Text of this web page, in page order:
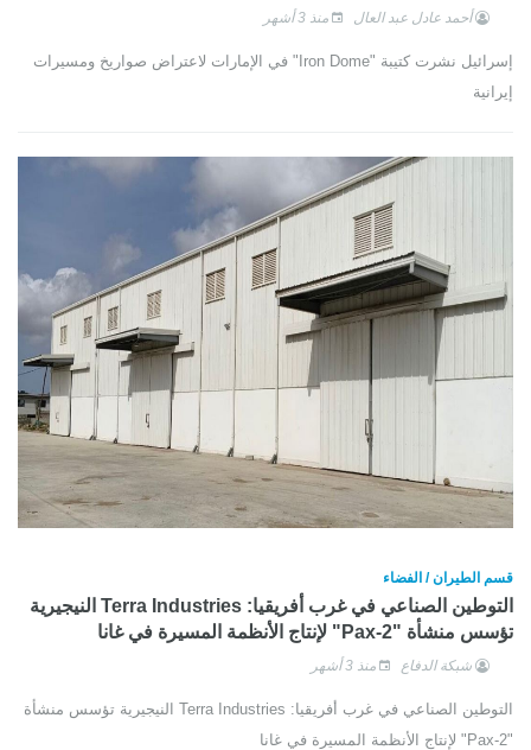
أحمد عادل عبد العال منذ 3 أشهر
إسرائيل نشرت كتيبة "Iron Dome" في الإمارات لاعتراض صواريخ ومسيرات
إيرانية
قسم الطيران / الفضاء
التوطين الصناعي في غرب أفريقيا: Terra Industries النيجيرية
تؤسس منشأة "Pax-2" لإنتاج الأنظمة المسيرة في غانا
شبكة الدفاع منذ 3 أشهر
التوطين الصناعي في غرب أفريقيا: Terra Industries النيجيرية تؤسس منشأة
"Pax-2" لإنتاج الأنظمة المسيرة في غانا